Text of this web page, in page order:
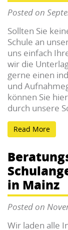
Posted on
Sollten Sie
Schule an
uns einfach
wir die
gerne einen
und
können Sie
durch unsere
Read More
in Mainz
Posted on
Wir laden alle